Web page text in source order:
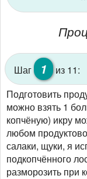
Шаг 1 из 11:
Подготовить
можно взять 1
копчёную) икру
любом
салаки, щуки, я
подкопчённого
разморозить при